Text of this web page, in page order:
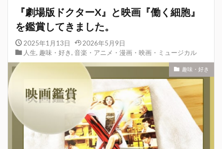
『劇場版ドクターX』と映画『働く細胞』
を鑑賞してきました。
2025年1月13日
2026年5月9日
人生, 趣味・好き, 音楽・アニメ・漫画・映画・ミュージカル
趣味・好き